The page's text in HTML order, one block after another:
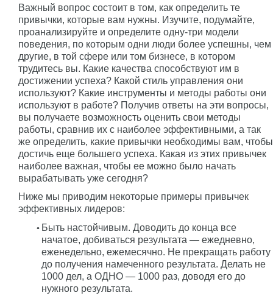
Важный вопрос состоит в том, как определить те
привычки, которые вам нужны. Изучите, подумайте,
проанализируйте и определите одну-три модели
поведения, по которым одни люди более успешны, чем
другие, в той сфере или том бизнесе, в котором
трудитесь вы. Какие качества способствуют им в
достижении успеха? Какой стиль управления они
используют? Какие инструменты и методы работы они
используют в работе? Получив ответы на эти вопросы,
вы получаете возможность оценить свои методы
работы, сравнив их с наиболее эффективными, а так
же определить, какие привычки необходимы вам, чтобы
достичь еще большего успеха. Какая из этих привычек
наиболее важная, чтобы ее можно было начать
вырабатывать уже сегодня?
Ниже мы приводим некоторые примеры привычек
эффективных лидеров:
Быть настойчивым. Доводить до конца все
начатое, добиваться результата — ежедневно,
еженедельно, ежемесячно. Не прекращать работу
до получения намеченного результата. Делать не
1000 дел, а ОДНО — 1000 раз, доводя его до
нужного результата.